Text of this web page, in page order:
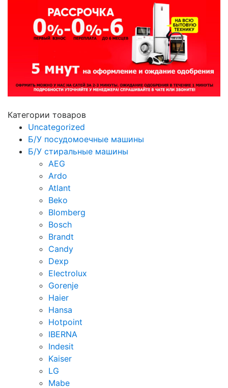
Категории товаров
Uncategorized
Б/У посудомоечные машины
Б/У стиральные машины
AEG
Ardo
Atlant
Beko
Blomberg
Bosch
Brandt
Candy
Dexp
Electrolux
Gorenje
Haier
Hansa
Hotpoint
IBERNA
Indesit
Kaiser
LG
Mabe